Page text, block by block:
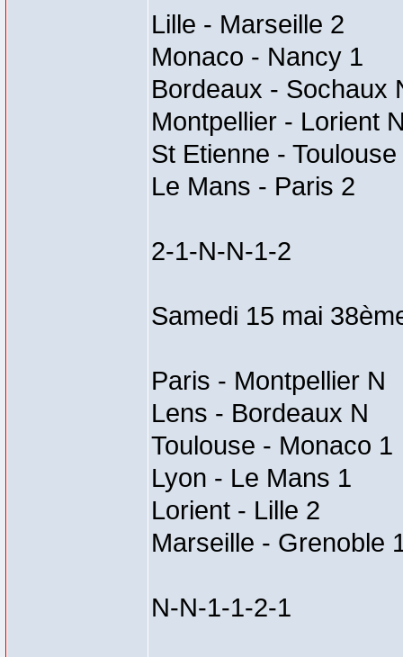
Lille - Marseille 2
Monaco - Nancy 1
Bordeaux - Sochaux
Montpellier - Lorient
St Etienne - Toulouse
Le Mans - Paris 2
2-1-N-N-1-2
Samedi 15 mai
Paris - Montpellier N
Lens - Bordeaux N
Toulouse - Monaco 1
Lyon - Le Mans 1
Lorient - Lille 2
Marseille - Grenoble
N-N-1-1-2-1